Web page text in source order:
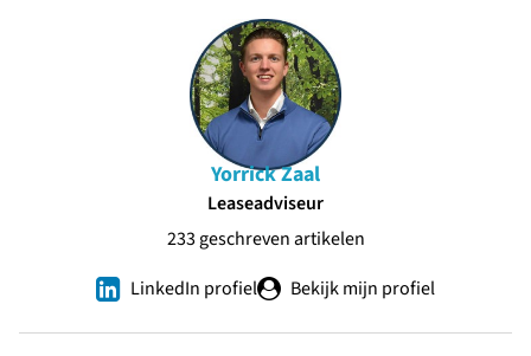
Yorrick Zaal
Leaseadviseur
233 geschreven artikelen
LinkedIn profiel
Bekijk mijn profiel